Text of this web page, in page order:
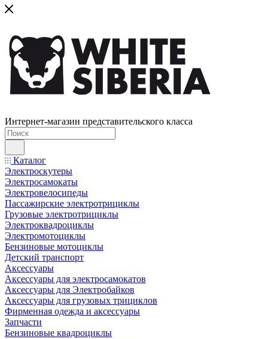
Интернет-магазин представительского класса
Каталог
Электроскутеры
Электросамокаты
Электровелосипеды
Пассажирские электротрициклы
Грузовые электротрициклы
Электроквадроциклы
Электромотоциклы
Бензиновые мотоциклы
Детский транспорт
Аксессуары
Аксессуары для электросамокатов
Аксессуары для Электробайков
Аксессуары для грузовых трициклов
Фирменная одежда и аксессуары
Запчасти
Бензиновые квадроциклы